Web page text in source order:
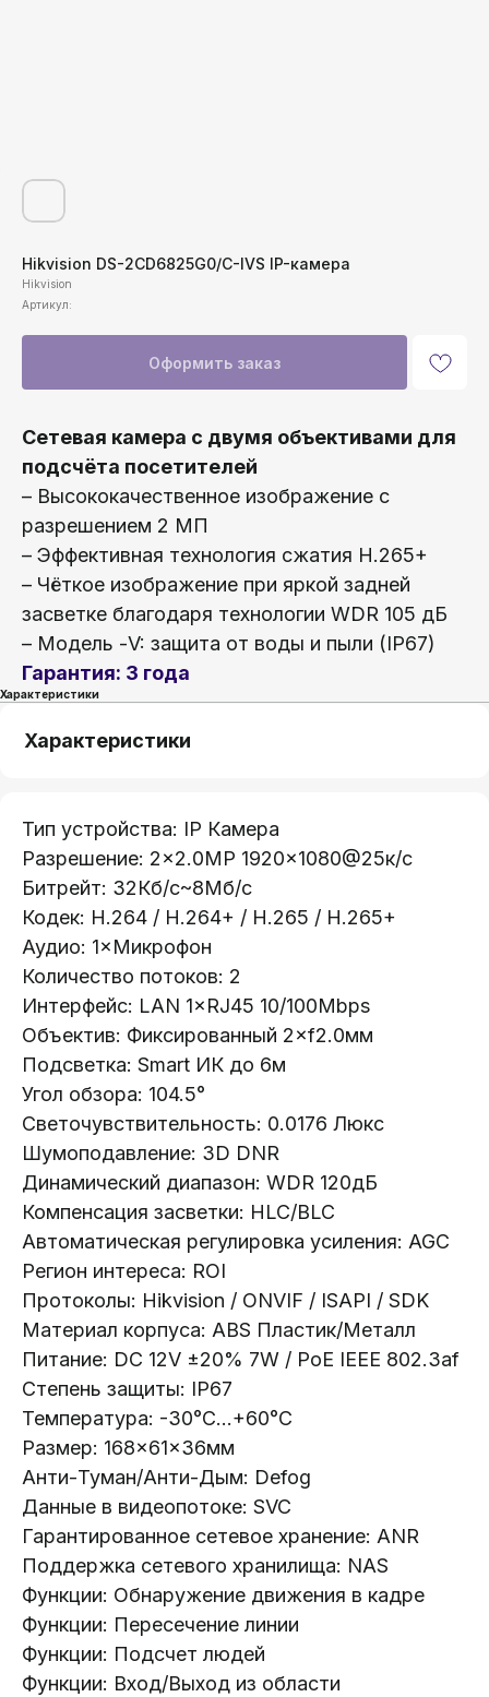
Hikvision DS-2CD6825G0/C-IVS IP-камера
Hikvision
Артикул:
Оформить заказ
Сетевая камера с двумя объективами для
подсчёта посетителей
– Высококачественное изображение с
разрешением 2 МП
– Эффективная технология сжатия H.265+
– Чёткое изображение при яркой задней
засветке благодаря технологии WDR 105 дБ
– Модель -V: защита от воды и пыли (IP67)
Гарантия: 3 года
Характеристики
Характеристики
Тип устройства: IP Камера
Разрешение: 2×2.0МР 1920×1080@25к/с
Битрейт: 32Кб/с~8Мб/с
Кодек: H.264 / H.264+ / H.265 / H.265+
Аудио: 1×Микрофон
Количество потоков: 2
Интерфейс: LAN 1×RJ45 10/100Mbps
Oбъектив: Фиксированный 2×f2.0мм
Подсветка: Smart ИК до 6м
Угoл обзора: 104.5°
Светочувствительность: 0.0176 Люкс
Шумоподавление: 3D DNR
Динамический диапазон: WDR 120дБ
Компенсация засветки: HLC/BLC
Автоматическая регулировка усиления: AGC
Регион интереса: ROI
Протоколы: Hikvision / ONVIF / ISAPI / SDK
Материал корпуса: ABS Пластик/Металл
Питание: DC 12V ±20% 7W / PoE IEEE 802.3af
Степень защиты: IP67
Температура: -30°C...+60°C
Размер: 168×61×36мм
Анти-Туман/Анти-Дым: Defog
Данные в видеопотоке: SVC
Гарантированное сетевое хранение: ANR
Поддержка сетевого хранилища: NAS
Функции: Обнаружение движения в кадре
Функции: Пересечение линии
Функции: Подсчет людей
Функции: Вход/Выход из области
info@lokt.by
Сетевое оборудование
Интерактивные панели
Видеодомофоны
Системы контроля доступа
Носители информации
Видеонаблюдение
+375 (29) 111-66-33
Телефон:
Каталог: